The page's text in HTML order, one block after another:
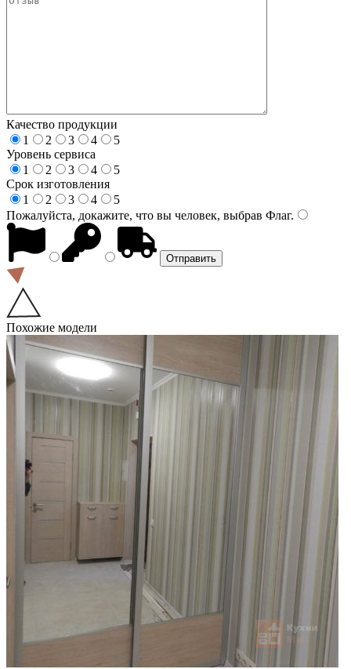
Качество продукции
1
2 3 4
5
Уровень сервиса
1
2 3 4
5
Срок изготовления
1
2 3 4
5
Пожалуйста, докажите, что вы человек, выбрав Флаг.
Похожие модели